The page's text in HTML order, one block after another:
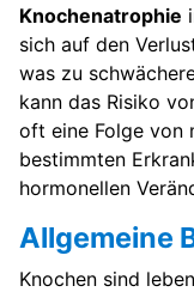
Knochenatrophie
sich auf den
was zu
kann das Risiko
oft eine Folge von
bestimmten
hormonellen
Allgemeine
Knochen sind